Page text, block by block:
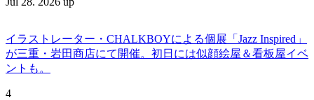
イラストレーター・CHALKBOYによる個展「Jazz Inspired」
が三重・岩田商店にて開催。初日には似顔絵屋＆看板屋イベ
ントも。
4